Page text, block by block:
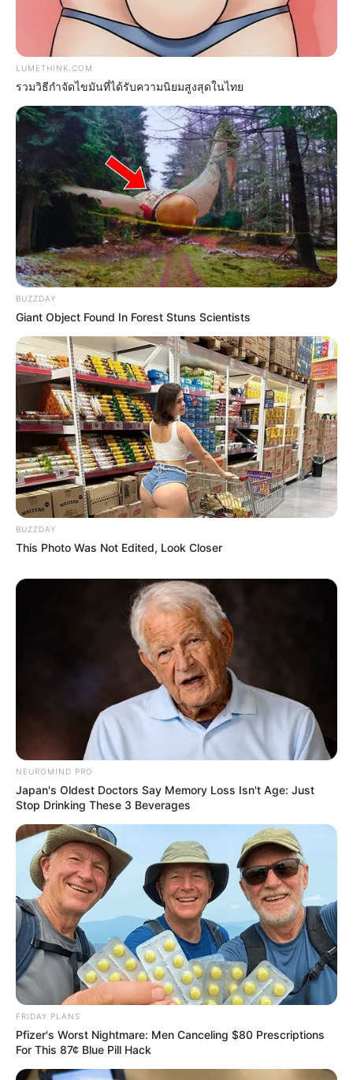
ดวงรายวัน 5 กันยายน 2565
5 ก.ย. 2022
ดวงรายวัน 4 กันยายน 2565
4 ก.ย. 2022
ดวงรายวัน 2 กันยายน 2565
ดวงรายวัน 1 กันยายน 2565
1 ก.ย. 2022
LUMETHINK.COM
รวมวิธีกำจัดไขมันที่ได้รับความนิยมสูงสุดในไทย
BUZZDAY
Giant Object Found In Forest Stuns Scientists
BUZZDAY
This Photo Was Not Edited, Look Closer
NEUROMIND PRO
Japan's Oldest Doctors Say Memory Loss Isn't Age: Just
Stop Drinking These 3 Beverages
FRIDAY PLANS
Pfizer's Worst Nightmare: Men Canceling $80 Prescriptions
For This 87¢ Blue Pill Hack